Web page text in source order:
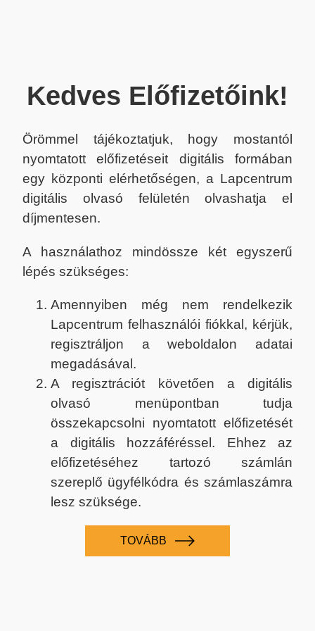
Kedves Előfizetőink!
Örömmel tájékoztatjuk, hogy mostantól
nyomtatott előfizetéseit digitális formában
egy központi elérhetőségen, a Lapcentrum
digitális olvasó felületén olvashatja el
díjmentesen.
A használathoz mindössze két egyszerű
lépés szükséges:
Amennyiben még nem rendelkezik
Lapcentrum felhasználói fiókkal, kérjük,
regisztráljon a weboldalon adatai
megadásával.
A regisztrációt követően a digitális
olvasó menüpontban tudja
összekapcsolni nyomtatott előfizetését
a digitális hozzáféréssel. Ehhez az
előfizetéséhez tartozó számlán
szereplő ügyfélkódra és számlaszámra
lesz szüksége.
TOVÁBB